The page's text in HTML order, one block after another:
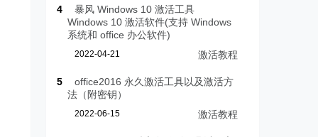
4
暴风 Windows 10 激活工具
Windows 10 激活软件(支持 Windows
系统和 office 办公软件)
2022-04-21 激活教程
5
office2016 永久激活工具以及激活方
法（附密钥）
2022-06-15 激活教程